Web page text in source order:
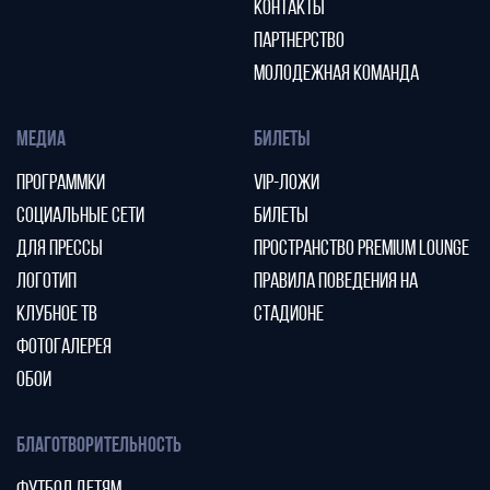
КОНТАКТЫ
ПАРТНЕРСТВО
МОЛОДЕЖНАЯ КОМАНДА
МЕДИА
ПРОГРАММКИ
СОЦИАЛЬНЫЕ СЕТИ
ДЛЯ ПРЕССЫ
ЛОГОТИП
КЛУБНОЕ ТВ
ФОТОГАЛЕРЕЯ
ОБОИ
БИЛЕТЫ
VIP-ЛОЖИ
БИЛЕТЫ
ПРОСТРАНСТВО PREMIUM LOUNGE
ПРАВИЛА ПОВЕДЕНИЯ НА
СТАДИОНЕ
БЛАГОТВОРИТЕЛЬНОСТЬ